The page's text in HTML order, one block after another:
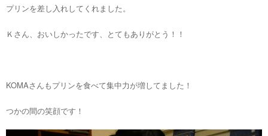
プリンを差し入れしてくれました。
Ｋさん、おいしかったです、とてもありがとう！！
KOMAさんもプリンを食べて集中力が増してました！
つかの間の笑顔です！